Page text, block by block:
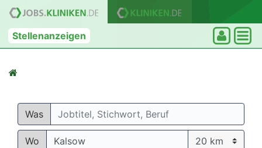
Stellenanzeigen
Was
Wo